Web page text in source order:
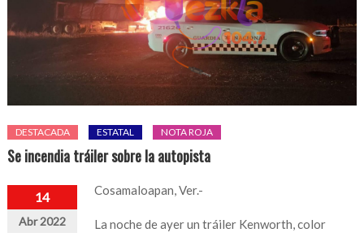
DESTACADA ESTATAL NOTA ROJA
Se incendia tráiler sobre la autopista
14
Abr 2022
Cosamaloapan, Ver.-
La noche de ayer un tráiler Kenworth, color